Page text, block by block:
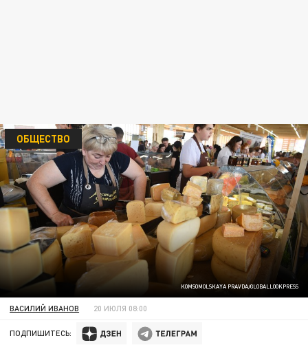
KOMSOMOLSKAYA PRAVDA/GLOBALLOOKPRESS
ОБЩЕСТВО
ВАСИЛИЙ ИВАНОВ 20 ИЮЛЯ 08:00
ПОДПИШИТЕСЬ: